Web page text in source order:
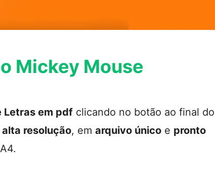
Mickey Mouse
Letras em pdf clicando no botão ao final do
alta resolução, em arquivo único e pronto